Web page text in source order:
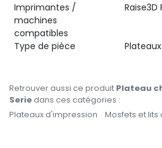
Imprimantes /
machines
compatibles
Raise3D
Type de pièce
Retrouver aussi ce produit Plateau
Seriedans ces catégories :
Plateaux d'impression
Mosfets et lits